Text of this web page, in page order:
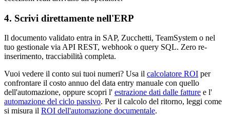
4. Scrivi direttamente nell'ERP
Il documento validato entra in SAP, Zucchetti, TeamSystem o nel
tuo gestionale via API REST, webhook o query SQL. Zero re-
inserimento, tracciabilità completa.
Vuoi vedere il conto sui tuoi numeri? Usa il calcolatore ROI per
confrontare il costo annuo del data entry manuale con quello
dell'automazione, oppure scopri l' estrazione dati dalle fatture e l'
automazione del ciclo passivo. Per il calcolo del ritorno, leggi come
si misura il ROI dell'automazione documentale.